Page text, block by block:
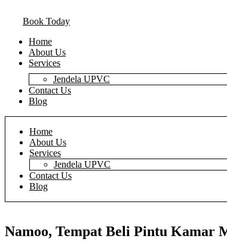
Book Today
Home
About Us
Services
Jendela UPVC
Contact Us
Blog
Home
About Us
Services
Jendela UPVC
Contact Us
Blog
Namoo, Tempat Beli Pintu Kamar